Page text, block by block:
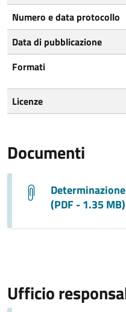
Numero e data protocollo
Data di pubblicazione
Formati
Licenze
Documenti
(PDF - 1.35 MB)
Ufficio